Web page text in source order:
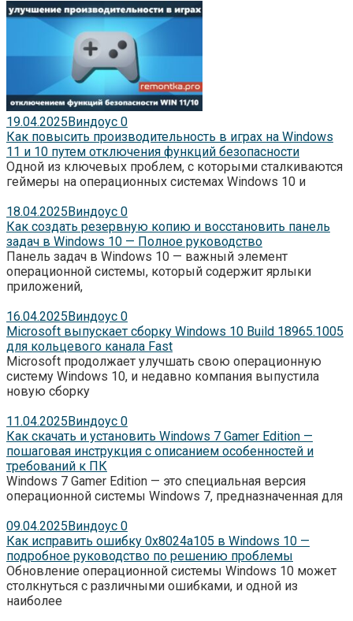
19.04.2025Виндоус 0
Как повысить производительность в играх на Windows
11 и 10 путем отключения функций безопасности
Одной из ключевых проблем, с которыми сталкиваются
геймеры на операционных системах Windows 10 и
18.04.2025Виндоус 0
Как создать резервную копию и восстановить панель
задач в Windows 10 — Полное руководство
Панель задач в Windows 10 — важный элемент
операционной системы, который содержит ярлыки
приложений,
16.04.2025Виндоус 0
Microsoft выпускает сборку Windows 10 Build 18965.1005
для кольцевого канала Fast
Microsoft продолжает улучшать свою операционную
систему Windows 10, и недавно компания выпустила
новую сборку
11.04.2025Виндоус 0
Как скачать и установить Windows 7 Gamer Edition —
пошаговая инструкция с описанием особенностей и
требований к ПК
Windows 7 Gamer Edition — это специальная версия
операционной системы Windows 7, предназначенная для
09.04.2025Виндоус 0
Как исправить ошибку 0x8024a105 в Windows 10 —
подробное руководство по решению проблемы
Обновление операционной системы Windows 10 может
столкнуться с различными ошибками, и одной из
наиболее